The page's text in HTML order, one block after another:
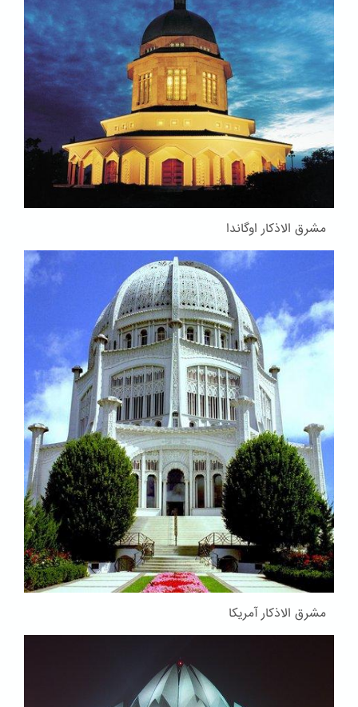
مشرق الاذکار اوگاندا
مشرق الاذکار آمریکا